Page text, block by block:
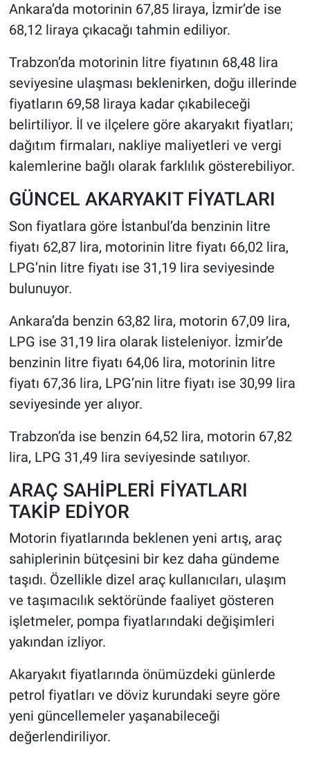
Ankara’da motorinin 67,85 liraya, İzmir’de ise
68,12 liraya çıkacağı tahmin ediliyor.
Trabzon’da motorinin litre fiyatının 68,48 lira
seviyesine ulaşması beklenirken, doğu illerinde
fiyatların 69,58 liraya kadar çıkabileceği
belirtiliyor. İl ve ilçelere göre akaryakıt fiyatları;
dağıtım firmaları, nakliye maliyetleri ve vergi
kalemlerine bağlı olarak farklılık gösterebiliyor.
GÜNCEL AKARYAKIT FİYATLARI
Son fiyatlara göre İstanbul’da benzinin litre
fiyatı 62,87 lira, motorinin litre fiyatı 66,02 lira,
LPG’nin litre fiyatı ise 31,19 lira seviyesinde
bulunuyor.
Ankara’da benzin 63,82 lira, motorin 67,09 lira,
LPG ise 31,19 lira olarak listeleniyor. İzmir’de
benzinin litre fiyatı 64,06 lira, motorinin litre
fiyatı 67,36 lira, LPG’nin litre fiyatı ise 30,99 lira
seviyesinde yer alıyor.
Trabzon’da ise benzin 64,52 lira, motorin 67,82
lira, LPG 31,49 lira seviyesinde satılıyor.
ARAÇ SAHİPLERİ FİYATLARI
TAKİP EDİYOR
Motorin fiyatlarında beklenen yeni artış, araç
sahiplerinin bütçesini bir kez daha gündeme
taşıdı. Özellikle dizel araç kullanıcıları, ulaşım
ve taşımacılık sektöründe faaliyet gösteren
işletmeler, pompa fiyatlarındaki değişimleri
yakından izliyor.
Akaryakıt fiyatlarında önümüzdeki günlerde
petrol fiyatları ve döviz kurundaki seyre göre
yeni güncellemeler yaşanabileceği
değerlendiriliyor.